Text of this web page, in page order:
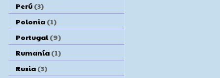
Perú (3)
Polonia (1)
Portugal (9)
Rumanía (1)
Rusia (3)